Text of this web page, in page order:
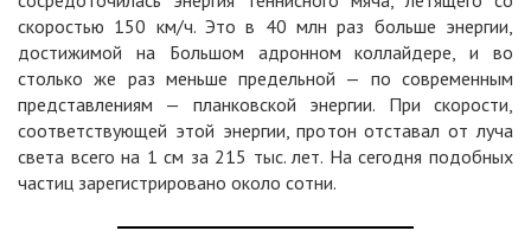
скоростью 150 км/ч. Это в 40 млн раз больше энергии,
достижимой на Большом адронном коллайдере, и во
столько же раз меньше предельной — по современным
представлениям — планковской энергии. При скорости,
соответствующей этой энергии, протон отставал от луча
света всего на 1 см за 215 тыс. лет. На сегодня подобных
частиц зарегистрировано около сотни.